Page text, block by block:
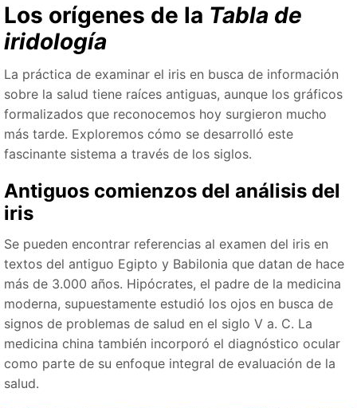
Los orígenes de la Tabla de
iridología
La práctica de examinar el iris en busca de información
sobre la salud tiene raíces antiguas, aunque los gráficos
formalizados que reconocemos hoy surgieron mucho
más tarde. Exploremos cómo se desarrolló este
fascinante sistema a través de los siglos.
Antiguos comienzos del análisis del
iris
Se pueden encontrar referencias al examen del iris en
textos del antiguo Egipto y Babilonia que datan de hace
más de 3.000 años. Hipócrates, el padre de la medicina
moderna, supuestamente estudió los ojos en busca de
signos de problemas de salud en el siglo V a. C. La
medicina china también incorporó el diagnóstico ocular
como parte de su enfoque integral de evaluación de la
salud.